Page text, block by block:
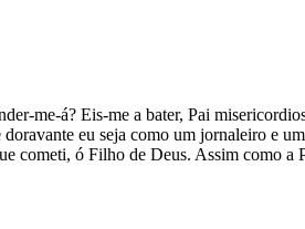
me-á? Eis-me a bater, Pai
eu seja como um jornaleiro e
cometi, ó Filho de Deus. Assim como a